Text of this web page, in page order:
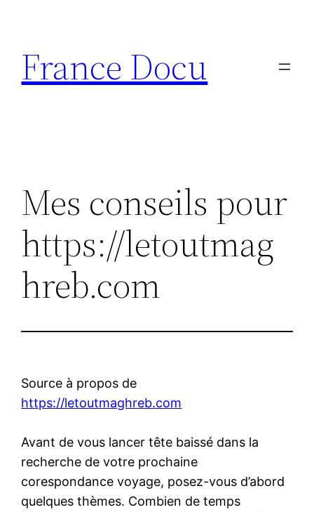
contenu
France Docu
Mes conseils pour
https://letoutmag
hreb.com
Source à propos de
https://letoutmaghreb.com
Avant de vous lancer tête baissé dans la
recherche de votre prochaine
corespondance voyage, posez-vous d’abord
quelques thèmes. Combien de temps